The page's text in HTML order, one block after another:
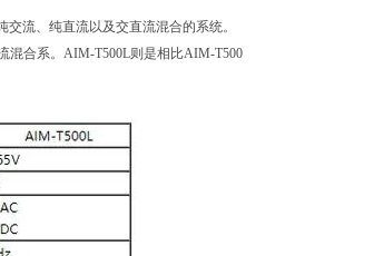
流、纯直流以及交直流混合的系统。
混合系。AIM-T500L则是相比AIM-T500